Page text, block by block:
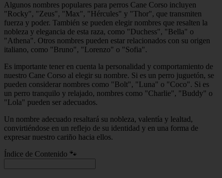
Algunos nombres populares para perros Cane Corso incluyen
"Rocky", "Zeus", "Max", "Hércules" y "Thor", que transmiten
fuerza y poder. También se pueden elegir nombres que resalten la
nobleza y elegancia de esta raza, como "Duchess", "Bella" o
"Athena". Otros nombres pueden estar relacionados con su origen
italiano, como "Bruno", "Lorenzo" o "Sofia".
Es importante tener en cuenta la personalidad y comportamiento de
nuestro Cane Corso al elegir su nombre. Si es un perro juguetón, se
pueden considerar nombres como "Bolt", "Luna" o "Coco". Si es
un perro tranquilo y relajado, nombres como "Charlie", "Buddy" o
"Lola" pueden ser adecuados.
Un nombre adecuado resaltará su nobleza, valentía y lealtad,
convirtiéndose en un reflejo de su identidad y en una forma de
expresar nuestro cariño hacia ellos.
Índice de Contenido 🐾